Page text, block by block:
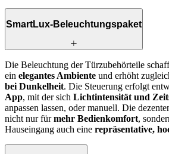
SmartLux-Beleuchtungspaket
Die Beleuchtung der Türzubehörteile
ein elegantes Ambiente und erhöht
bei Dunkelheit. Die Steuerung erfolgt
App, mit der sich Lichtintensität und
anpassen lassen, oder manuell. Die
nicht nur fürmehr Bedienkomfort,
Hauseingang auch eine repräsentative,